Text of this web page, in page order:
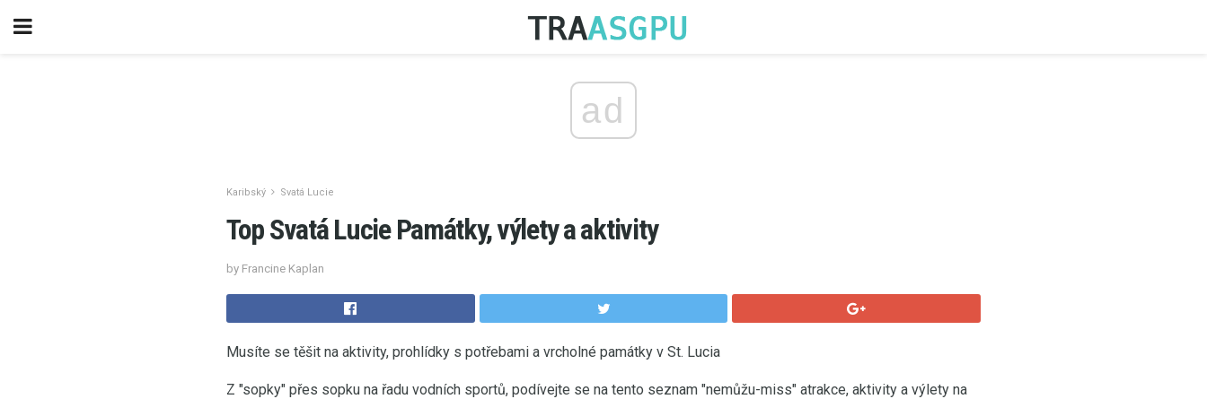
ad
Karibský Svatá Lucie
Top Svatá Lucie Památky, výlety a aktivity
by Francine Kaplan
Musíte se těšit na aktivity, prohlídky s potřebami a vrcholné památky v St. Lucia
Z "sopky" přes sopku na řadu vodních sportů, podívejte se na tento seznam "nemůžu-miss" atrakce, aktivity a výlety na